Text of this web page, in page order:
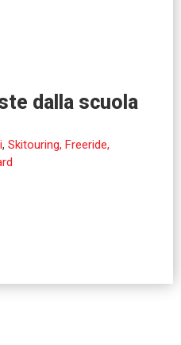
dalla scuola
, Skitouring, Freeride,